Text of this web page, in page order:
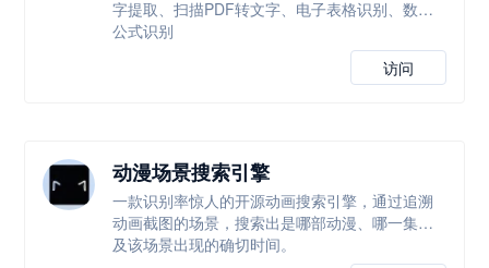
字提取、扫描PDF转文字、电子表格识别、数学
公式识别
访问
动漫场景搜索引擎
一款识别率惊人的开源动画搜索引擎，通过追溯
动画截图的场景，搜索出是哪部动漫、哪一集以
及该场景出现的确切时间。